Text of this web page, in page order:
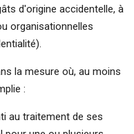
d'origine accidentelle, à
organisationnelles
la mesure où, au moins
:
au traitement de ses